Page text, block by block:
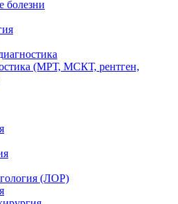
болезни
(МРТ, МСКТ, рентген,
(ЛОР)